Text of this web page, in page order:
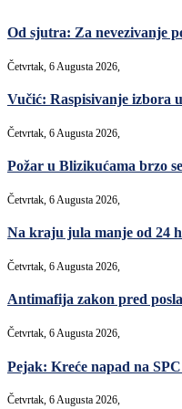
Od sjutra: Za nevezivanje
Četvrtak, 6 Augusta 2026,
Vučić: Raspisivanje izbora
Četvrtak, 6 Augusta 2026,
Požar u Blizikućama brzo
Četvrtak, 6 Augusta 2026,
Na kraju jula manje od 24
Četvrtak, 6 Augusta 2026,
Antimafija zakon pred
Četvrtak, 6 Augusta 2026,
Pejak: Kreće napad na
Četvrtak, 6 Augusta 2026,